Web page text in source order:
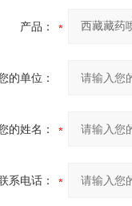
产品：
的单位：
的姓名：
系电话：